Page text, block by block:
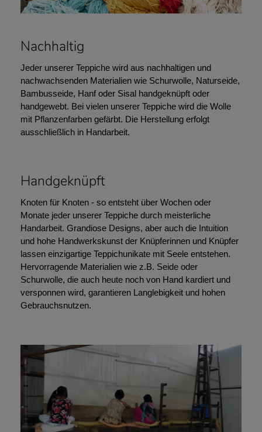
Nachhaltig
Jeder unserer Teppiche wird aus nachhaltigen und
nachwachsenden Materialien wie Schurwolle, Naturseide,
Bambusseide, Hanf oder Sisal handgeknüpft oder
handgewebt. Bei vielen unserer Teppiche wird die Wolle
mit Pflanzenfarben gefärbt. Die Herstellung erfolgt
ausschließlich in Handarbeit.
Handgeknüpft
Knoten für Knoten - so entsteht über Wochen oder
Monate jeder unserer Teppiche durch meisterliche
Handarbeit. Grandiose Designs, aber auch die Intuition
und hohe Handwerkskunst der Knüpferinnen und Knüpfer
lassen einzigartige Teppichunikate mit Seele entstehen.
Hervorragende Materialien wie z.B. Seide oder
Schurwolle, die auch heute noch von Hand kardiert und
versponnen wird, garantieren Langlebigkeit und hohen
Gebrauchsnutzen.